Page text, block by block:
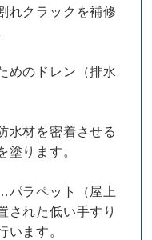
クラックを補修
のドレン（排水
材を密着させる
塗ります。
ラペット（屋上
された低い手すり
います。